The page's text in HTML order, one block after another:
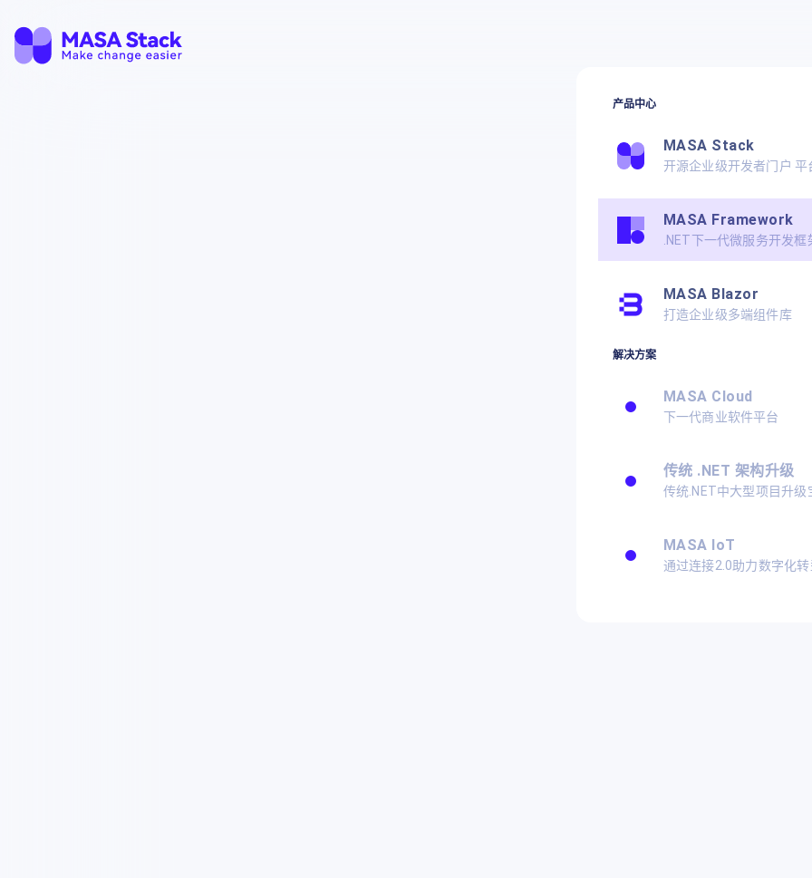
产品中心
MASA Stack
开源企业级开发者门户 平
MASA Framework
.NET下一代微服务开发框
MASA Blazor
打造企业级多端组件库
解决方案
MASA Cloud
下一代商业软件平台
传统 .NET 架构升级
传统.NET中大型项目升级
MASA IoT
通过连接2.0助力数字化